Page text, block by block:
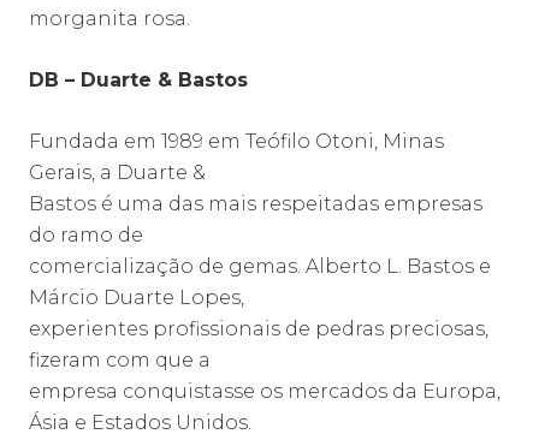
morganita rosa.
DB – Duarte & Bastos
Fundada em 1989 em Teófilo Otoni, Minas
Gerais, a Duarte &
Bastos é uma das mais respeitadas empresas
do ramo de
comercialização de gemas. Alberto L. Bastos e
Márcio Duarte Lopes,
experientes profissionais de pedras preciosas,
fizeram com que a
empresa conquistasse os mercados da Europa,
Ásia e Estados Unidos.